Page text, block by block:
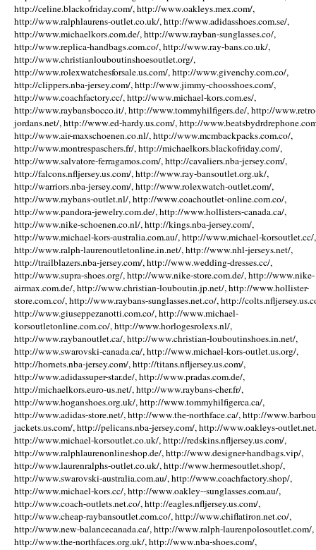
http://celine.blackofriday.com/, http://www.oakleys.mex.com/,
http://www.ralphlaurens-outlet.co.uk/, http://www.adidasshoes.com.se/,
http://www.michaelkors.com.de/, http://www.rayban-sunglasses.co/,
http://www.replica-handbags.com.co/, http://www.ray-bans.co.uk/,
http://www.christianlouboutinshoesoutlet.org/,
http://www.rolexwatchesforsale.us.com/, http://www.givenchy.com.co/,
http://clippers.nba-jersey.com/, http://www.jimmy-choosshoes.com/,
http://www.coachfactory.cc/, http://www.michael-kors.com.es/,
http://www.raybansbocco.it/, http://www.tommyhilfigers.de/, http://
jordans.net/, http://www.ed-hardy.us.com/, http://
http://www.air-maxschoenen.co.nl/, http://www.mcmbackpacks.com.co/,
http://www.montrespaschers.fr/, http://michaelkors.blackofriday.com/,
http://www.salvatore-ferragamos.com/, http://cavaliers.nba-jersey.com/,
http://falcons.nfljersey.us.com/, http://www.ray-bansoutlet.org.uk/,
http://warriors.nba-jersey.com/, http://www.rolexwatch-outlet.com/,
http://www.raybans-outlet.nl/, http://www.coachoutlet-online.com.co/,
http://www.pandora-jewelry.com.de/, http://www.hollisters-canada.ca/,
http://www.nike-schoenen.co.nl/, http://kings.nba-jersey.com/,
http://www.michael-kors-australia.com.au/, http://www.michael-korsoutlet.cc/,
http://www.ralph-laurenoutletonline.in.net/, http://www.nhl-jerseys.net/,
http://trailblazers.nba-jersey.com/, http://www.wedding-dresses.cc/,
http://www.supra-shoes.org/, http://www.nike-store.com.de/, http://www.nike-
airmax.com.de/, http://www.christian-louboutin.jp.net/, http://www.hollister-
store.com.co/, http://www.raybans-sunglasses.net.co/, http://
http://www.giuseppezanotti.com.co/, http://www.michael-
korsoutletonline.com.co/, http://www.horlogesrolexs.nl/,
http://www.raybanoutlet.ca/, http://www.christian-louboutinshoes.in.net/,
http://www.swarovski-canada.ca/, http://www.michael-kors-outlet.us.org/,
http://hornets.nba-jersey.com/, http://titans.nfljersey.us.com/,
http://www.adidassuper-star.de/, http://www.pradas.com.de/,
http://michaelkors.euro-us.net/, http://www.raybans-cher.fr/,
http://www.hoganshoes.org.uk/, http://www.tommyhilfigerca.ca/,
http://www.adidas-store.net/, http://www.the-northface.ca/, http://
jackets.us.com/, http://pelicans.nba-jersey.com/, http://www.oakleys-
http://www.michael-korsoutlet.co.uk/, http://redskins.nfljersey.us.com/,
http://www.ralphlaurenonlineshop.de/, http://www.designer-handbags.vip/,
http://www.laurenralphs-outlet.co.uk/, http://www.hermesoutlet.shop/,
http://www.swarovski-australia.com.au/, http://www.coachfactory.shop/,
http://www.michael-kors.cc/, http://www.oakley--sunglasses.com.au/,
http://www.coach-outlets.net.co/, http://eagles.nfljersey.us.com/,
http://www.cheap-raybansoutlet.com.co/, http://www.chiflatiron.net.co/,
http://www.new-balancecanada.ca/, http://www.ralph-laurenpolosoutlet.com/,
http://www.the-northfaces.org.uk/, http://www.nba-shoes.com/,